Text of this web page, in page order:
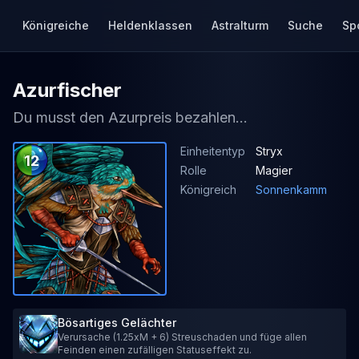
Königreiche Heldenklassen Astralturm Suche
Azurfischer
Du musst den Azurpreis bezahlen...
12
Einheitentyp
Stryx
Rolle
Magier
Königreich
Sonnenkamm
Bösartiges Gelächter
Verursache (1.25xM + 6) Streuschaden und füge allen
Feinden einen zufälligen Statuseffekt zu.